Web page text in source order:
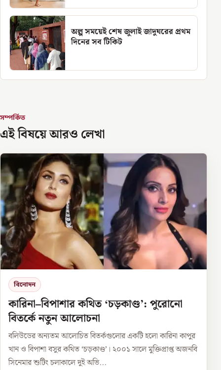
অল্প সময়েই শেষ জুলাই জাদুঘরের প্রথম
দিনের সব টিকিট
সম্পর্কিত
এই বিষয়ে আরও লেখা
বিনোদন
কারিনা–বিপাশার কথিত ‘চড়কাণ্ড’: পুরোনো
বিতর্কে নতুন আলোচনা
বলিউডের অন্যতম আলোচিত বিতর্কগুলোর একটি হলো কারিনা কাপুর
খান ও বিপাশা বসুর কথিত ‘চড়কাণ্ড’। ২০০১ সালে মুক্তিপ্রাপ্ত অজনবি
সিনেমার শুটিং চলাকালে দুই অভি...